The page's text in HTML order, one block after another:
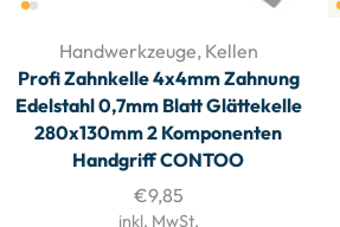
Handwerkzeuge, Kellen
Profi Zahnkelle 4x4mm Zahnung
Edelstahl 0,7mm Blatt Glättekelle
280x130mm 2 Komponenten
Handgriff CONTOO
€9,85
inkl. MwSt.